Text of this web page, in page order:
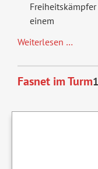
einem
Weiterlesen …Autoren
quer
Beet
Fasnet im Turm